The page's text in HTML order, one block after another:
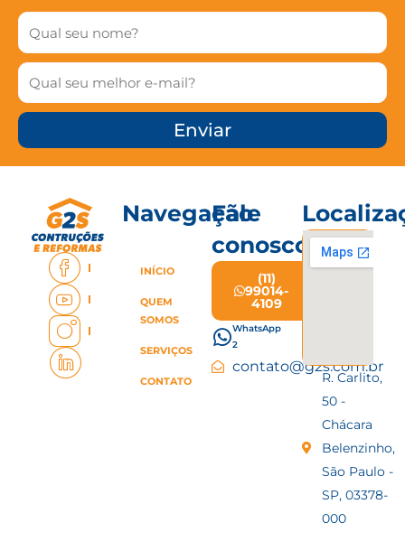
Nome
E-
mail
Enviar
Navegação
INÍCIO
QUEM
SOMOS
SERVIÇOS
CONTATO
Fale
conosco
(11)
99014-
4109
WhatsApp
2
contato@g2s.com.br
R. Carlito,
50 -
Chácara
Belenzinho,
São Paulo -
SP, 03378-
000